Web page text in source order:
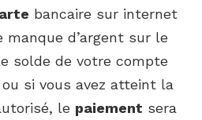
bancaire sur internet
d’argent sur le
solde de votre compte
si vous avez atteint la
le paiement sera